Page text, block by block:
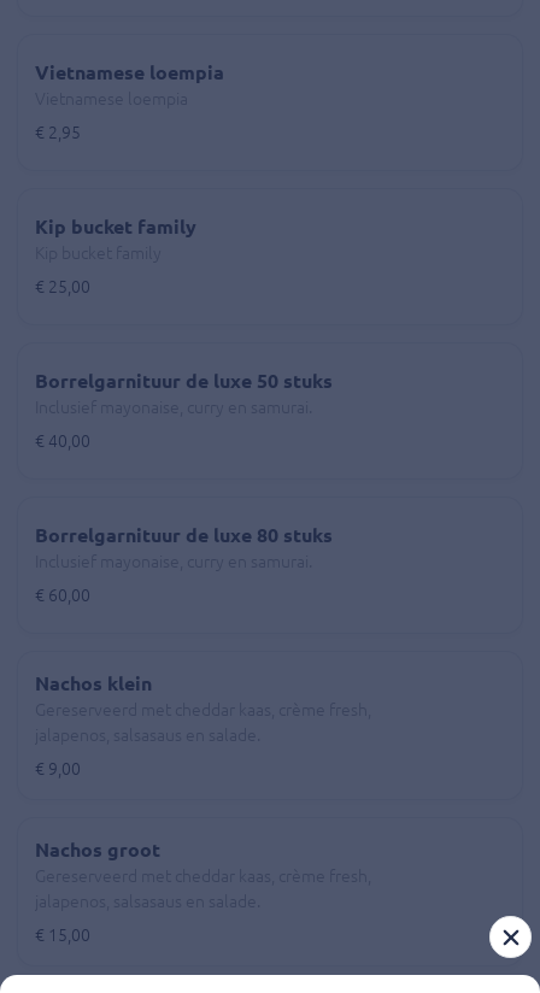
Vietnamese loempia
€ 2,95
Kip bucket family
€ 25,00
Borrelgarnituur de luxe 50 stuks
€ 40,00
Borrelgarnituur de luxe 80 stuks
€ 60,00
Nachos klein
€ 9,00
Nachos groot
€ 15,00